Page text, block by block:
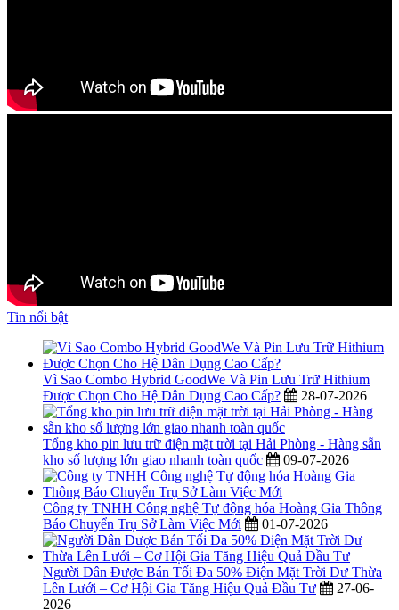
Tin nổi bật
Vì Sao Combo Hybrid GoodWe Và Pin Lưu Trữ Hithium
Được Chọn Cho Hệ Dân Dụng Cao Cấp?
28-07-2026
Tổng kho pin lưu trữ điện mặt trời tại Hải Phòng - Hàng sẵn
kho số lượng lớn giao nhanh toàn quốc
09-07-2026
Công ty TNHH Công nghệ Tự động hóa Hoàng Gia Thông
Báo Chuyển Trụ Sở Làm Việc Mới
01-07-2026
Người Dân Được Bán Tối Đa 50% Điện Mặt Trời Dư Thừa
Lên Lưới – Cơ Hội Gia Tăng Hiệu Quả Đầu Tư
27-06-
2026